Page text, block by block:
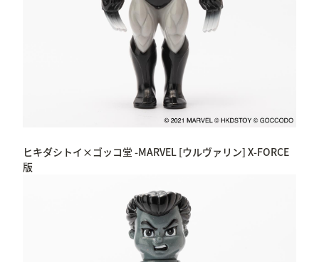
ヒキダシトイ×ゴッコ堂 -MARVEL [ウルヴァリン] X-FORCE
版